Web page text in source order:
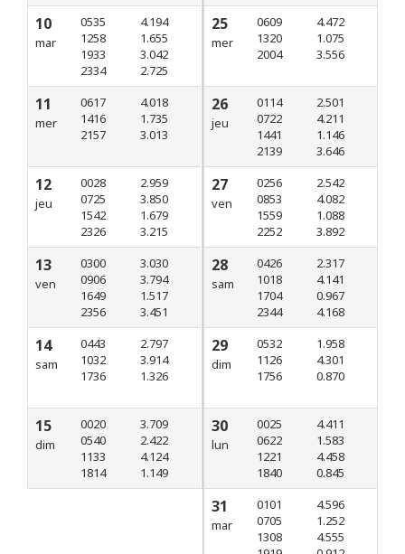
10
mar
0535
1258
1933
2334
4.194
1.655
3.042
2.725
11
mer
0617
1416
2157
4.018
1.735
3.013
12
jeu
0028
0725
1542
2326
2.959
3.850
1.679
3.215
13
ven
0300
0906
1649
2356
3.030
3.794
1.517
3.451
14
sam
0443
1032
1736
2.797
3.914
1.326
15
dim
0020
0540
1133
1814
3.709
2.422
4.124
1.149
25
mer
0609
1320
2004
4.472
1.075
3.556
26
jeu
0114
0722
1441
2139
2.501
4.211
1.146
3.646
27
ven
0256
0853
1559
2252
2.542
4.082
1.088
3.892
28
sam
0426
1018
1704
2344
2.317
4.141
0.967
4.168
29
dim
0532
1126
1756
1.958
4.301
0.870
30
lun
0025
0622
1221
1840
4.411
1.583
4.458
0.845
31
mar
0101
0705
1308
4.596
1.252
4.555